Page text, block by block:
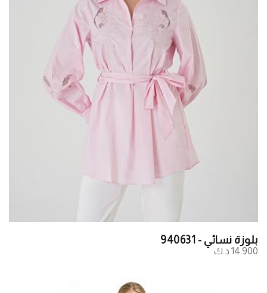
بلوزة نسائي - 940631
14.900 د.ك